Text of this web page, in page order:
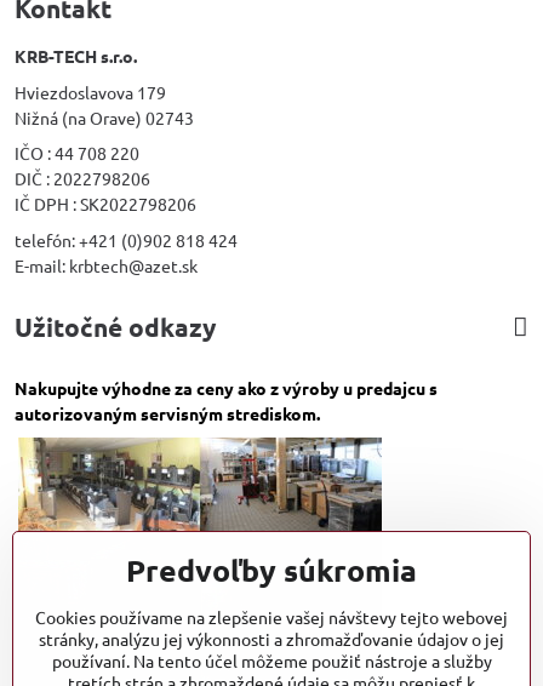
Kontakt
KRB-TECH s.r.o.
Hviezdoslavova 179
Nižná (na Orave) 02743
IČO : 44 708 220
DIČ : 2022798206
IČ DPH : SK2022798206
telefón: +421 (0)902 818 424
E-mail: krbtech@azet.sk
Užitočné odkazy
Nakupujte výhodne za ceny ako z výroby u predajcu s
autorizovaným servisným strediskom.
Predvoľby súkromia
Cookies používame na zlepšenie vašej návštevy tejto webovej
stránky, analýzu jej výkonnosti a zhromažďovanie údajov o jej
používaní. Na tento účel môžeme použiť nástroje a služby